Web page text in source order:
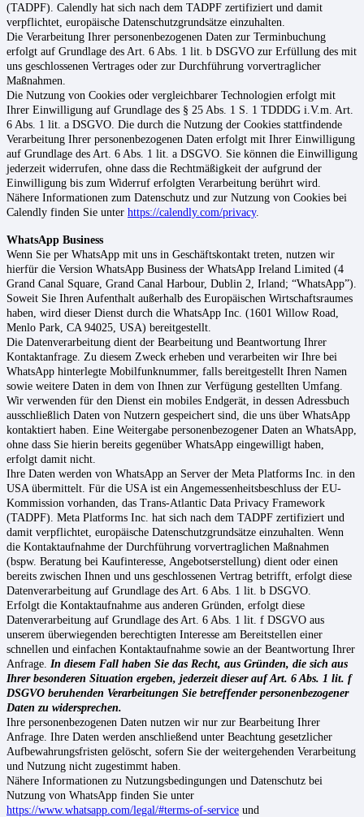
(TADPF). Calendly hat sich nach dem TADPF zertifiziert und damit
verpflichtet, europäische Datenschutzgrundsätze einzuhalten.
Die Verarbeitung Ihrer personenbezogenen Daten zur Terminbuchung
erfolgt auf Grundlage des Art. 6 Abs. 1 lit. b DSGVO zur Erfüllung des mit
uns geschlossenen Vertrages oder zur Durchführung vorvertraglicher
Maßnahmen.
Die Nutzung von Cookies oder vergleichbarer Technologien erfolgt mit
Ihrer Einwilligung auf Grundlage des § 25 Abs. 1 S. 1 TDDDG i.V.m. Art.
6 Abs. 1 lit. a DSGVO. Die durch die Nutzung der Cookies stattfindende
Verarbeitung Ihrer personenbezogenen Daten erfolgt mit Ihrer Einwilligung
auf Grundlage des Art. 6 Abs. 1 lit. a DSGVO. Sie können die Einwilligung
jederzeit widerrufen, ohne dass die Rechtmäßigkeit der aufgrund der
Einwilligung bis zum Widerruf erfolgten Verarbeitung berührt wird.
Nähere Informationen zum Datenschutz und zur Nutzung von Cookies bei
Calendly finden Sie unter https://calendly.com/privacy.
WhatsApp Business
Wenn Sie per WhatsApp mit uns in Geschäftskontakt treten, nutzen wir
hierfür die Version WhatsApp Business der WhatsApp Ireland Limited (4
Grand Canal Square, Grand Canal Harbour, Dublin 2, Irland; “WhatsApp”).
Soweit Sie Ihren Aufenthalt außerhalb des Europäischen Wirtschaftsraumes
haben, wird dieser Dienst durch die WhatsApp Inc. (1601 Willow Road,
Menlo Park, CA 94025, USA) bereitgestellt.
Die Datenverarbeitung dient der Bearbeitung und Beantwortung Ihrer
Kontaktanfrage. Zu diesem Zweck erheben und verarbeiten wir Ihre bei
WhatsApp hinterlegte Mobilfunknummer, falls bereitgestellt Ihren Namen
sowie weitere Daten in dem von Ihnen zur Verfügung gestellten Umfang.
Wir verwenden für den Dienst ein mobiles Endgerät, in dessen Adressbuch
ausschließlich Daten von Nutzern gespeichert sind, die uns über WhatsApp
kontaktiert haben. Eine Weitergabe personenbezogener Daten an WhatsApp,
ohne dass Sie hierin bereits gegenüber WhatsApp eingewilligt haben,
erfolgt damit nicht.
Ihre Daten werden von WhatsApp an Server der Meta Platforms Inc. in den
USA übermittelt. Für die USA ist ein Angemessenheitsbeschluss der EU-
Kommission vorhanden, das Trans-Atlantic Data Privacy Framework
(TADPF). Meta Platforms Inc. hat sich nach dem TADPF zertifiziert und
damit verpflichtet, europäische Datenschutzgrundsätze einzuhalten. Wenn
die Kontaktaufnahme der Durchführung vorvertraglichen Maßnahmen
(bspw. Beratung bei Kaufinteresse, Angebotserstellung) dient oder einen
bereits zwischen Ihnen und uns geschlossenen Vertrag betrifft, erfolgt diese
Datenverarbeitung auf Grundlage des Art. 6 Abs. 1 lit. b DSGVO.
Erfolgt die Kontaktaufnahme aus anderen Gründen, erfolgt diese
Datenverarbeitung auf Grundlage des Art. 6 Abs. 1 lit. f DSGVO aus
unserem überwiegenden berechtigten Interesse am Bereitstellen einer
schnellen und einfachen Kontaktaufnahme sowie an der Beantwortung Ihrer
Anfrage. In diesem Fall haben Sie das Recht, aus Gründen, die sich aus
Ihrer besonderen Situation ergeben, jederzeit dieser auf Art. 6 Abs. 1 lit. f
DSGVO beruhenden Verarbeitungen Sie betreffender personenbezogener
Daten zu widersprechen.
Ihre personenbezogenen Daten nutzen wir nur zur Bearbeitung Ihrer
Anfrage. Ihre Daten werden anschließend unter Beachtung gesetzlicher
Aufbewahrungsfristen gelöscht, sofern Sie der weitergehenden Verarbeitung
und Nutzung nicht zugestimmt haben.
Nähere Informationen zu Nutzungsbedingungen und Datenschutz bei
Nutzung von WhatsApp finden Sie unter
https://www.whatsapp.com/legal/#terms-of-service und